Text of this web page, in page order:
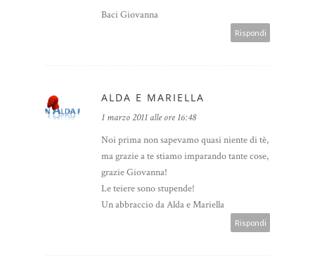
Baci Giovanna
Rispondi
ALDA E MARIELLA
1 marzo 2011 alle ore 16:48
Noi prima non sapevamo quasi niente di tè,
ma grazie a te stiamo imparando tante cose,
grazie Giovanna!
Le teiere sono stupende!
Un abbraccio da Alda e Mariella
Rispondi